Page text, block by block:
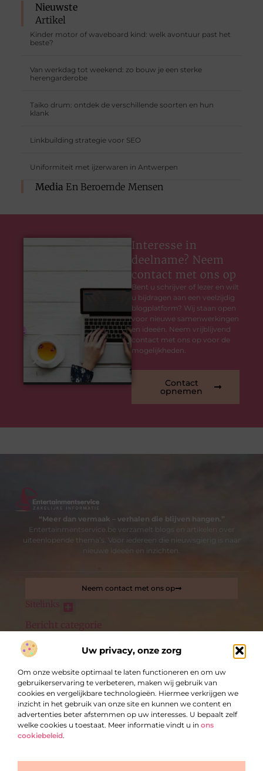
Uw privacy, onze zorg
Om onze website optimaal te laten functioneren en om uw
gebruikerservaring te verbeteren, maken wij gebruik van
cookies en vergelijkbare technologieën. Hiermee verkrijgen we
inzicht in het gebruik van onze site en kunnen we content en
advertenties beter afstemmen op uw interesses. U bepaalt zelf
welke cookies u toestaat. Meer informatie vindt u in ons
cookiebeleid.
Top
Nieuwste
Artikel
Kinder motor of waveboard kind: welk avontuur past het
beste?
Van werkdag tot weekend: zo bouw je een sterke
herengarderobe
Taiko drum: ontdek de verschillende soorten en hun
klank
Linkbuilding strategie voor SEO
Uniformiteit met ijzerwaren in Antwerpen
Media En Beroemde Mensen
Interesse in
deelname? Neem
contact met ons op
Bent u schrijver of lezer en wilt
u bijdragen aan een veelzijdig
blogplatform? Wij staan open
voor nieuwe samenwerkingen
en ideeën. Neem vrijblijvend
contact met ons op voor de
mogelijkheden.
Contact
opnemen
“Meer dan vermaak – verhalen die blijven hangen.”
Entertainmentservice.be verzamelt blogs en artikelen over
uiteenlopende thema’s. Voor iedereen die nieuwsgierig is naar
nieuwe ideeën en inzichten.
Sitelinks
Hoog in Google komen | SAM Online Marketing
Brandbestrijdingsmiddelen haalt u bij deze vakkundige
specialist
VvE beheer Hoofddorp inzetten
Meer buiten met ingraaftrampolines
Uw bomen laat u rooien door groenspecialist uit omgeving
Bericht categorie
Neem contact met ons op